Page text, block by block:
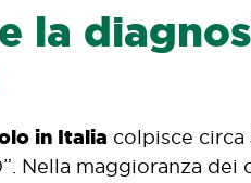
la
in Italia colpisce circa
Nella maggioranza dei